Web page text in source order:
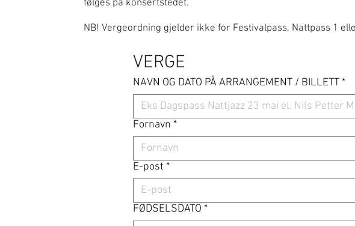
følges på konsertstedet.
NB! Vergeordning gjelder ikke for Festivalpass, Nattpass 1
NAVN OG DATO PÅ ARRANGEMENT / BILLETT *
Fornavn *
E-post *
FØDSELSDATO *